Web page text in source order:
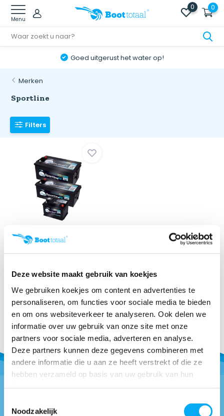
Deze website maakt gebruik van koekjes
We gebruiken koekjes om content en advertenties te
personaliseren, om functies voor sociale media te bieden
en om ons websiteverkeer te analyseren. Ook delen we
informatie over uw gebruik van onze site met onze
partners voor sociale media, adverteren en analyse.
Deze partners kunnen deze gegevens combineren met
andere informatie die u aan ze heeft verstrekt of die ze
hebben verzameld op basis van uw gebruik van hun
Noodzakelijk
Menu
0 0
Goed uitgerust het water op!
Merken
Sportline
Filters
Sportline Sport Accu
Klik voor voorraad info
Vragen of advies nodig?